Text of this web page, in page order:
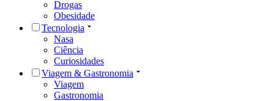
Drogas
Obesidade
Tecnologia
Nasa
Ciência
Curiosidades
Viagem & Gastronomia
Viagem
Gastronomia